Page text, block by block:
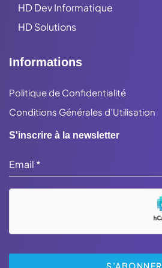
HD Dev Informatique
HD Solutions
Informations
Politique de Confidentialité
Conditions Générales d’Utilisation
S'inscrire à la newsletter
Email *
S’ABONNER